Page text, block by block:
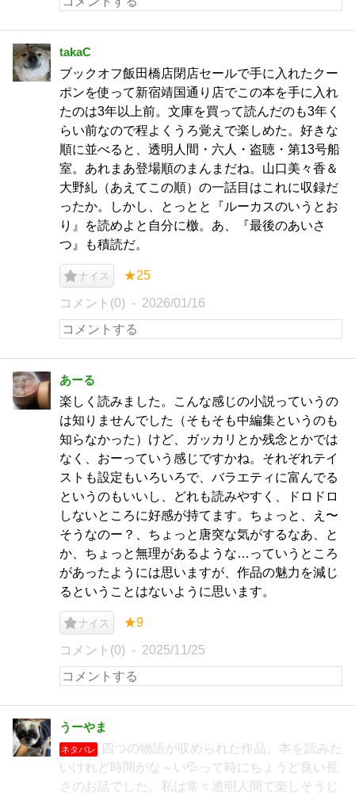
takaC
ブックオフ飯田橋店閉店セールで手に入れたクー
ポンを使って新宿靖国通り店でこの本を手に入れ
たのは3年以上前。文庫を買って読んだのも3年く
らい前なので程よくうろ覚えで楽しめた。好きな
順に並べると、透明人間・六人・盗聴・第13号船
室。あれまあ登場順のまんまだね。山口美々香＆
大野糺（あえてこの順）の一話目はこれに収録だ
ったか。しかし、とっとと『ルーカスのいうとお
り』を読めよと自分に檄。あ、『最後のあいさ
つ』も積読だ。
ナイス ★25
コメント(0) 2026/01/16
あーる
楽しく読みました。こんな感じの小説っていうの
は知りませんでした（そもそも中編集というのも
知らなかった）けど、ガッカリとか残念とかでは
なく、おーっていう感じですかね。それぞれテイ
ストも設定もいろいろで、バラエティに富んでる
というのもいいし、どれも読みやすく、ドロドロ
しないところに好感が持てます。ちょっと、え〜
そうなのー？、ちょっと唐突な気がするなあ、と
か、ちょっと無理があるような…っていうところ
があったようには思いますが、作品の魅力を減じ
るということはないように思います。
ナイス ★9
コメント(0) 2025/11/25
うーやま
ネタバレ
四つの物語が収められた作品。本を読みた
いけれど時間がな～い💦って時にちょうど良い長
さのお話でした。私は常々透明人間て楽しそうじ